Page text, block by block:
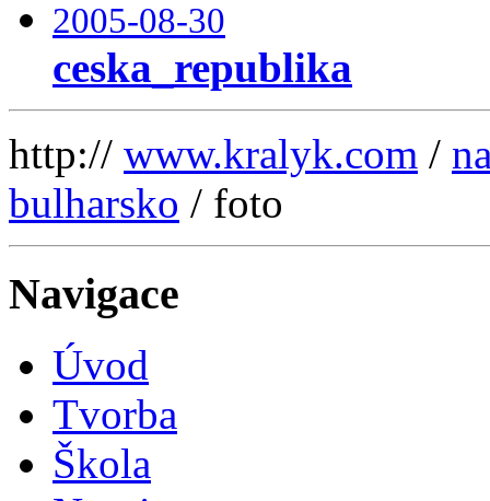
2005-08-30
ceska_republika
http:// www.kralyk.com /
bulharsko / foto
Navigace
Úvod
Tvorba
Škola